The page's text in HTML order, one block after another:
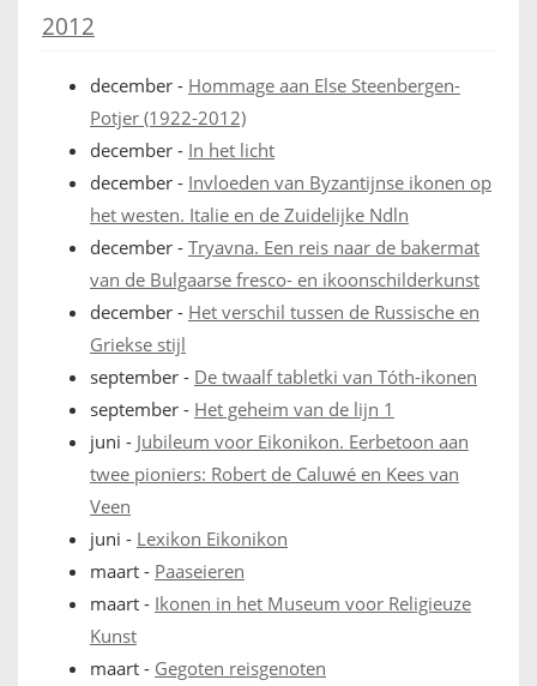
2012
december - Hommage aan Else Steenbergen-
Potjer (1922-2012)
december - In het licht
december - Invloeden van Byzantijnse ikonen op
het westen. Italie en de Zuidelijke Ndln
december - Tryavna. Een reis naar de bakermat
van de Bulgaarse fresco- en ikoonschilderkunst
december - Het verschil tussen de Russische en
Griekse stijl
september - De twaalf tabletki van Tóth-ikonen
september - Het geheim van de lijn 1
juni - Jubileum voor Eikonikon. Eerbetoon aan
twee pioniers: Robert de Caluwé en Kees van
Veen
juni - Lexikon Eikonikon
maart - Paaseieren
maart - Ikonen in het Museum voor Religieuze
Kunst
maart - Gegoten reisgenoten